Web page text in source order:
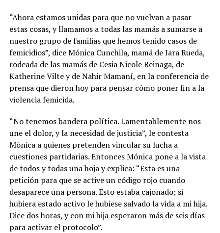
“Ahora estamos unidas para que no vuelvan a pasar
estas cosas, y llamamos a todas las mamás a sumarse a
nuestro grupo de familias que hemos tenido casos de
femicidios”, dice Mónica Cunchila, mamá de Iara Rueda,
rodeada de las mamás de Cesia Nicole Reinaga, de
Katherine Vilte y de Nahir Mamaní, en la conferencia de
prensa que dieron hoy para pensar cómo poner fin a la
violencia femicida.
“No tenemos bandera política. Lamentablemente nos
une el dolor, y la necesidad de justicia”, le contesta
Mónica a quienes pretenden vincular su lucha a
cuestiones partidarias. Entonces Mónica pone a la vista
de todos y todas una hoja y explica: “Esta es una
petición para que se active un código rojo cuando
desaparece una persona. Esto estaba cajonado; si
hubiera estado activo le hubiese salvado la vida a mi hija.
Dice dos horas, y con mi hija esperaron más de seis días
para activar el protocolo”.